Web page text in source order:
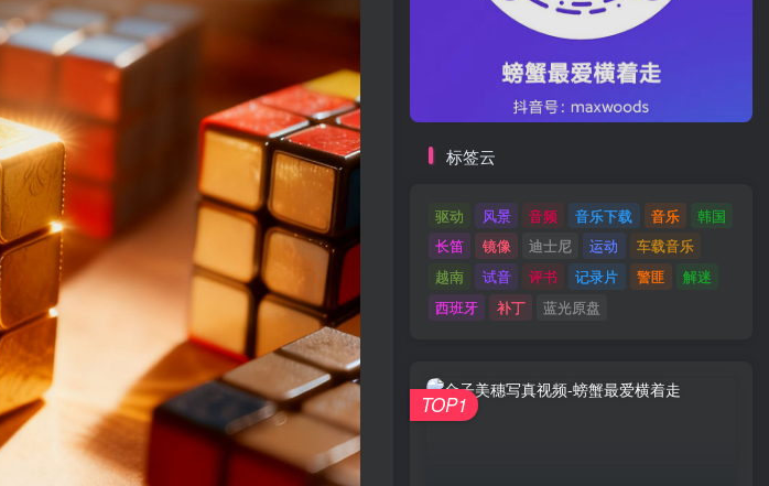
标签云
驱动 风景 音频 音乐下载 音乐
韩国
长笛
镜像 迪士尼 运动
车载音乐
越南
试音 评书 记录片 警匪
解迷
西班牙
补丁 蓝光原盘
TOP1